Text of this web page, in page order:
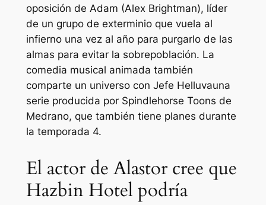
oposición de Adam (Alex Brightman), líder
de un grupo de exterminio que vuela al
infierno una vez al año para purgarlo de las
almas para evitar la sobrepoblación. La
comedia musical animada también
comparte un universo con Jefe Helluvauna
serie producida por Spindlehorse Toons de
Medrano, que también tiene planes durante
la temporada 4.
El actor de Alastor cree que
Hazbin Hotel podría